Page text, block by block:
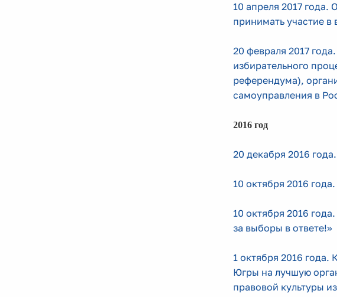
10 апреля 2017
принимать участие в
20 февраля 2017
избирательного
референдума),
самоуправления в
2016 год
20 декабря 2016
10 октября 2016 года.
10 октября 2016
за выборы в ответе!»
1 октября 2016 года.
Югры на лучшую
правовой культуры